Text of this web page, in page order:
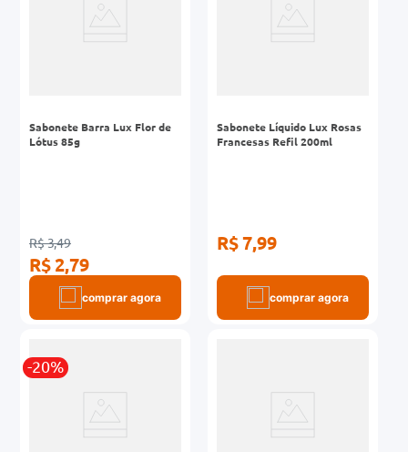
Sabonete Barra Lux Flor de
Lótus 85g
R$ 3,49
R$ 2,79
comprar agora
Sabonete Líquido Lux Rosas
Francesas Refil 200ml
R$ 7,99
comprar agora
-20%